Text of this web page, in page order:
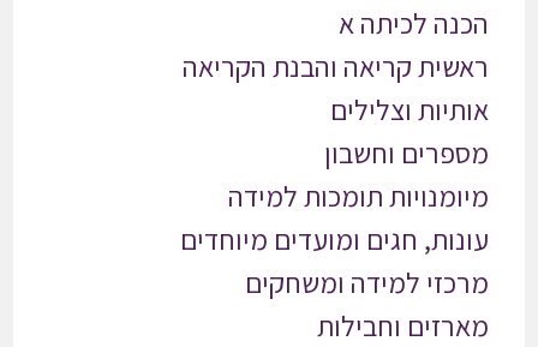
הכנה לכיתה א
ראשית קריאה והבנת הקריאה
אותיות וצלילים
מספרים וחשבון
מיומנויות תומכות למידה
עונות, חגים ומועדים מיוחדים
מרכזי למידה ומשחקים
מארזים וחבילות